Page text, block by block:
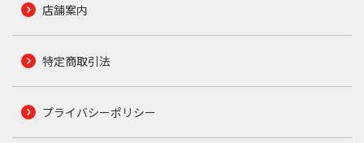
店舗案内
特定商取引法
プライバシーポリシー